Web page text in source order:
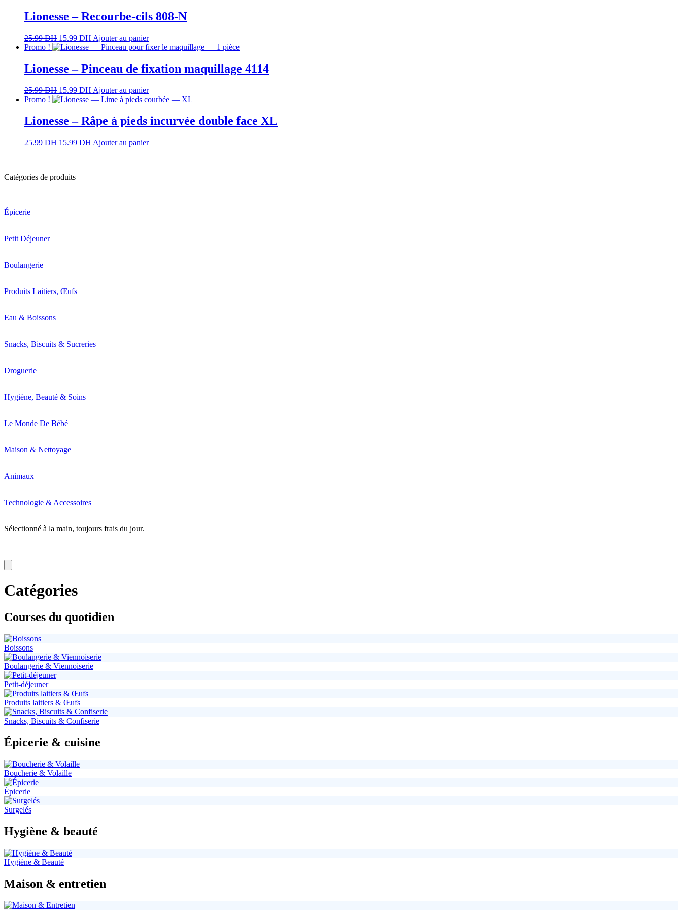
Lionesse – Recourbe-cils 808-N
25.99DH 15.99 DH Ajouter au panier
Promo !
Lionesse – Pinceau de fixation maquillage 4114
25.99DH 15.99 DH Ajouter au panier
Promo !
Lionesse – Râpe à pieds incurvée double face XL
25.99DH 15.99 DH Ajouter au panier
Catégories de produits
Épicerie
Petit Déjeuner
Boulangerie
Produits Laitiers, Œufs
Eau & Boissons
Snacks, Biscuits & Sucreries
Droguerie
Hygiène, Beauté & Soins
Le Monde De Bébé
Maison & Nettoyage
Animaux
Technologie & Accessoires
Sélectionné à la main, toujours frais du jour.
Catégories
Courses du quotidien
Boissons
Boulangerie & Viennoiserie
Petit-déjeuner
Produits laitiers & Œufs
Snacks, Biscuits & Confiserie
Épicerie & cuisine
Boucherie & Volaille
Épicerie
Surgelés
Hygiène & beauté
Hygiène & Beauté
Maison & entretien